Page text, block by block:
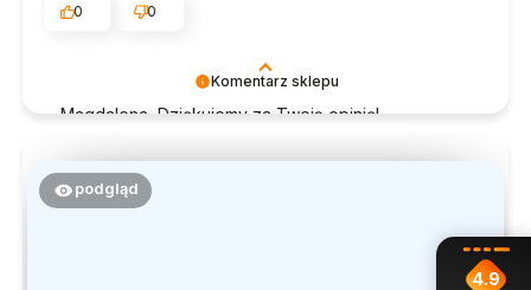
Komentarz sklepu
Magdalena, Dziękujemy za Twoją opinię!
nami Twoim doświadczeniem. Jesteśmy szczęśliwi,
że mamy takich klientów. Z pozdrowieniami, obsługa
sklepu.
0
0
podgląd
4.9